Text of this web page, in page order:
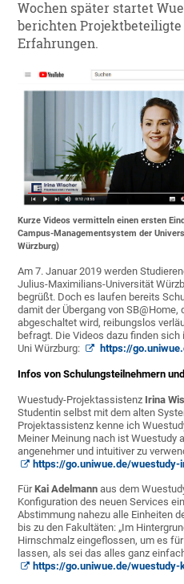
Wochen später startet
berichten
Erfahrungen.
Kurze Videos vermitteln einen ersten
Campus-Managementsystem der
Würzburg)
Am 7. Januar 2019 werden
Julius-Maximilians-Universität
begrüßt. Doch es laufen bereits
damit der Übergang von SB@Home,
abgeschaltet wird, reibungslos
befragt. Die Videos dazu finden
Uni Würzburg:
https://
Infos von Schulungsteilnehmern
Wuestudy-Projektassistenz Irina
Studentin selbst mit dem alten
Projektassistenz kenne ich
Meiner Meinung nach ist Wuestudy
angenehmer und intuitiver zu
https://go.uniwue.de/wuestudy-
FürKai Adelmann aus dem
Konfiguration des neuen Services
Abstimmung nahezu alle Einheiten
bis zu den Fakultäten: „Im
Hirnschmalz eingeflossen, um es
lassen, als sei das alles ganz
https://go.uniwue.de/wuestudy-